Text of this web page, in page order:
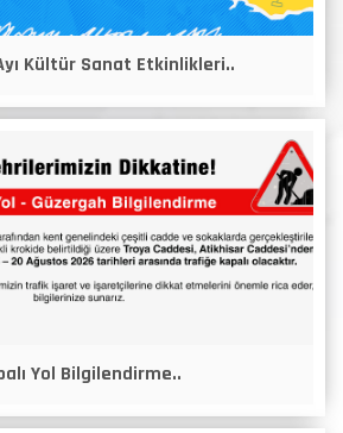
Kültür Sanat Etkinlikleri..
Yol Bilgilendirme..